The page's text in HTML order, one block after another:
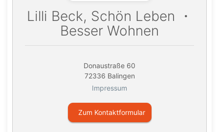
Lilli Beck, Schön Leben ・
Besser Wohnen
Donaustraße 60
72336 Balingen
Impressum
Zum Kontaktformular